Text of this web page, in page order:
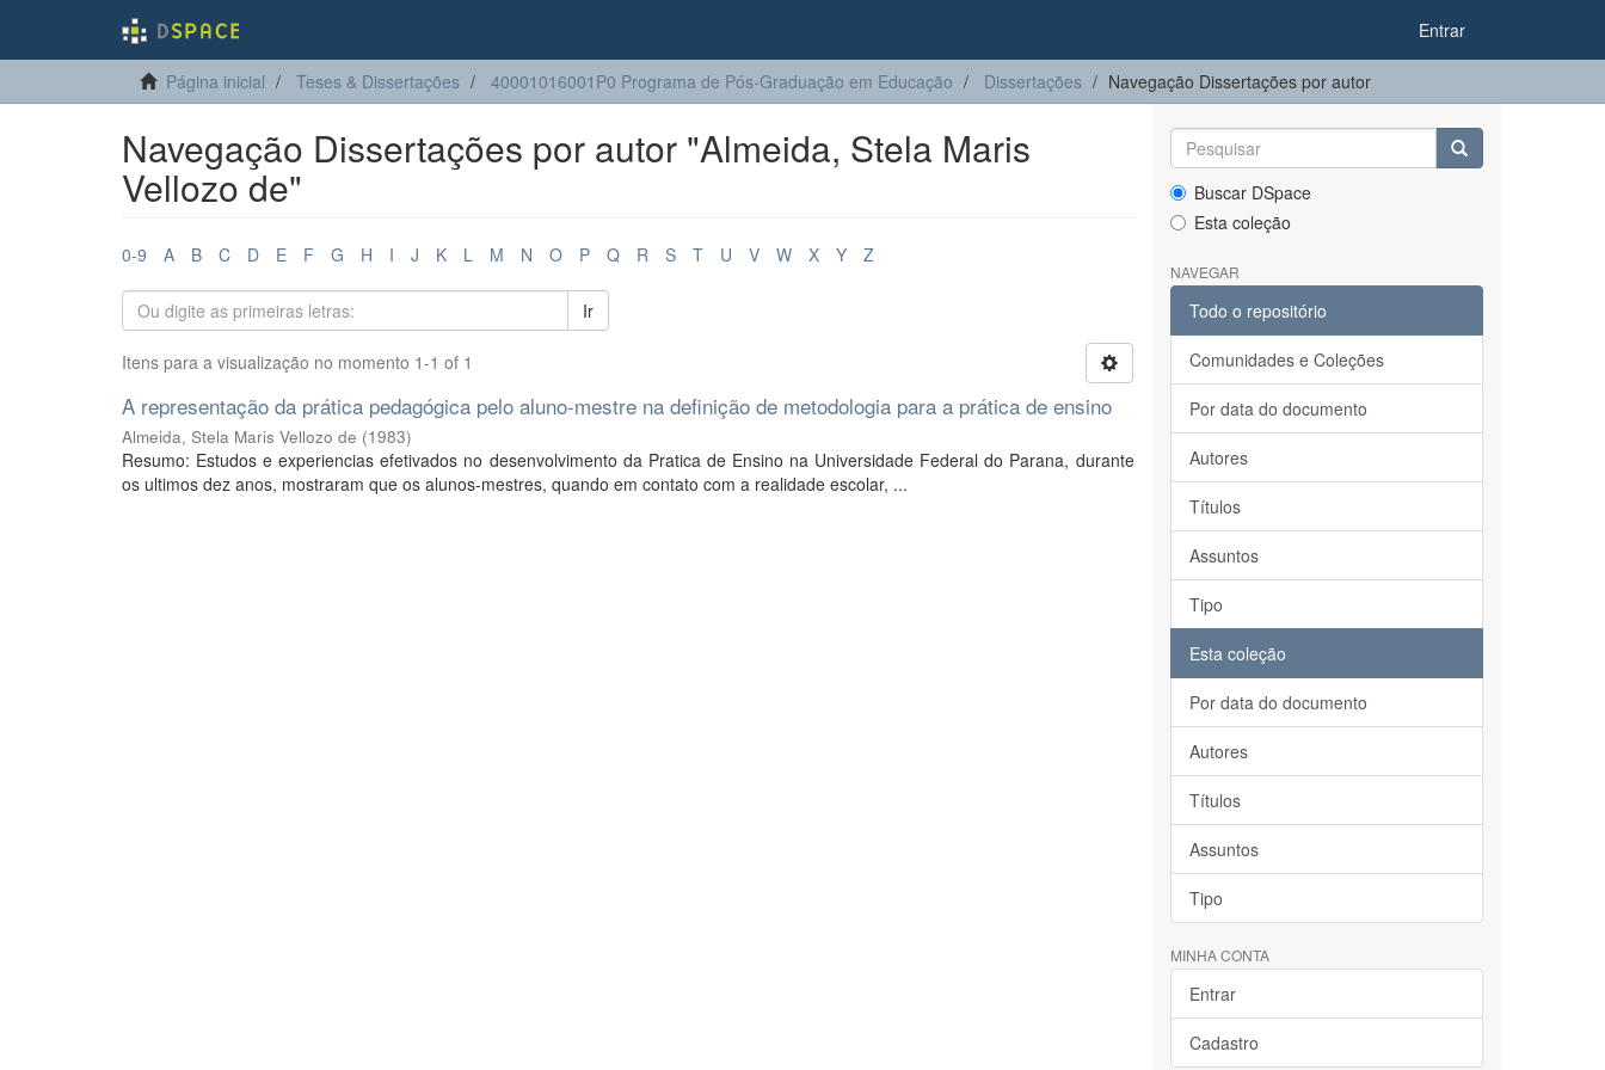
Entrar
Página inicial Teses & Dissertações 40001016001P0 Programa de Pós-Graduação em Educação Dissertações Navegação Dissertações por autor
Navegação Dissertações por autor "Almeida, Stela Maris
Vellozo de"
0-9 A B C D E F G H I J K L M N O P Q R S T U V W X Y Z
Ir
Itens para a visualização no momento 1-1 of 1
A representação da prática pedagógica pelo aluno-mestre na definição de metodologia para a prática de ensino
Almeida, Stela Maris Vellozo de (1983)
Resumo: Estudos e experiencias efetivados no desenvolvimento da Pratica de Ensino na Universidade Federal do Parana, durante
os ultimos dez anos, mostraram que os alunos-mestres, quando em contato com a realidade escolar, ...
Buscar DSpace
Esta coleção
NAVEGAR
Todo o repositório
Comunidades e Coleções
Por data do documento
Autores
Títulos
Assuntos
Tipo
Esta coleção
Por data do documento
Autores
Títulos
Assuntos
Tipo
MINHA CONTA
Entrar
Cadastro